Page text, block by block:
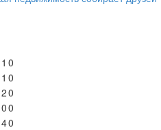
1 0
1 0
20
00
40